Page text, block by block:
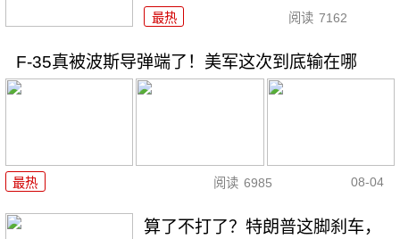
最热 阅读 7162
F-35真被波斯导弹端了！美军这次到底输在哪
最热 阅读 6985 08-04
算了不打了？特朗普这脚刹车，